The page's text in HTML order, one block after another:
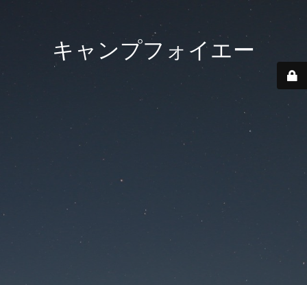
キャンプフォイエー